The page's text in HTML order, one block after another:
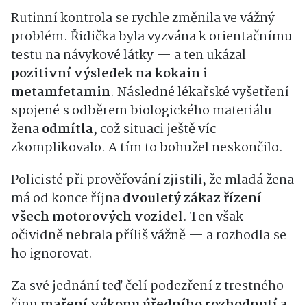
Rutinní kontrola se rychle změnila ve vážný
problém. Řidička byla vyzvána k orientačnímu
testu na návykové látky — a ten ukázal
pozitivní výsledek na kokain i
metamfetamin. Následné lékařské vyšetření
spojené s odběrem biologického materiálu
ženaodmítla, což situaci ještě víc
zkomplikovalo. A tím to bohužel neskončilo.
Policisté při prověřování zjistili, že mladá žena
má od konce říjnadvouletý zákaz řízení
všech motorových vozidel. Ten však
očividně nebrala příliš vážně — a rozhodla se
ho ignorovat.
Za své jednání teď čelí podezření z trestného